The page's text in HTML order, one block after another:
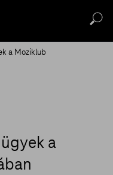
a Moziklub
a